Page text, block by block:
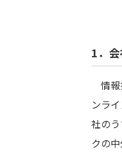
1．
情報
ンラ
社の
クの